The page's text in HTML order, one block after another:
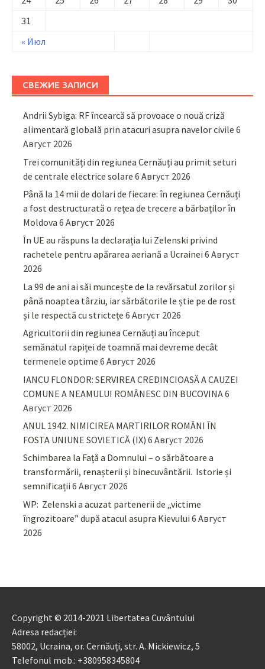
« Июл
31
СВЕЖИЕ ЗАПИСИ
Andrii Sybiga: RF încearcă să provoace o nouă criză
alimentară globală prin atacuri asupra navelor civile 6
Август 2026
Trei comunități din regiunea Cernăuți au primit seturi
de centrale electrice solare 6 Август 2026
Până la 14 mii de dolari de fiecare: în regiunea Cernăuți
a fost destructurată o rețea de trecere a bărbaților în
Moldova 6 Август 2026
În UE au răspuns la declarația lui Zelenski privind
rachetele pentru apărarea aeriană a Ucrainei 6 Август
2026
La 99 de ani ai săi muncește de la revărsatul zorilor și
până noaptea târziu, iar sărbătorile le știe pe de rost
și le respectă cu strictețe 6 Август 2026
Agricultorii din regiunea Cernăuți au început
semănatul rapiței de toamnă mai devreme decât
termenele optime 6 Август 2026
IANCU FLONDOR: SERVIREA CREDINCIOASĂ A CAUZEI
COMUNE A NEAMULUI ROMÂNESC DIN BUCOVINA6
Август 2026
ANUL 1942. NIMICIREA MARTIRILOR ROMÂNI ÎN
FOSTA UNIUNE SOVIETICĂ (IX) 6 Август 2026
Schimbarea la Față a Domnului – o sărbătoare a
transformării, renașterii și binecuvântării. Istorie și
semnificații 6 Август 2026
WP: Zelenski a acuzat partenerii de „victime
îngrozitoare” după atacul asupra Kievului 6 Август
2026
Copyright © 2014-2021 Libertatea Cuvântului
Adresa redacției:
58002, Ucraina, or. Cernăuți, str. A. Mickiewicz, 5
Telefonul mob.: +380958345804